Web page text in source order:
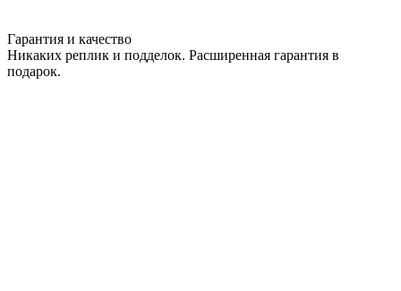
Гарантия и качество
Никаких реплик и подделок. Расширенная гарантия в
подарок.